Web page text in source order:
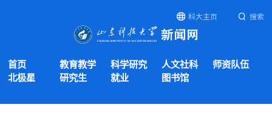
科大主页 搜索
首页 教育教学 科学研究 人文社科
师资队伍
北极星
研究生 就业 图书馆